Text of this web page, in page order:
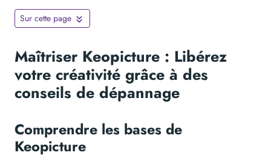
Sur cette page
Maîtriser Keopicture : Libérez
votre créativité grâce à des
conseils de dépannage
Comprendre les bases de
Keopicture